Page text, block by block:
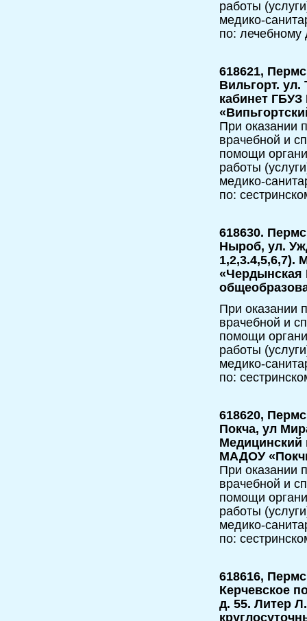
работы
медико-
по: лечебному
618621,
Вильгорт. ул.
кабинет
При оказании
врачебной и
помощи
работы
медико-
по:
618630.
Ныроб, ул.
1,2,3.4,5,6,7).
При оказании
врачебной и
помощи
работы
медико-
по:
618620,
Покча, ул
Медицинский
МАДОУ
При оказании
врачебной и
помощи
работы
медико-
по:
618616,
Керчевское
д. 55. Литер